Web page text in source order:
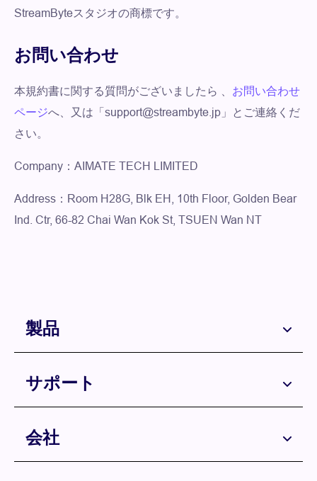
StreamByteスタジオの商標です。
お問い合わせ
本規約書に関する質問がございましたら 、 お問い合わせ
ページへ、又は「support@streambyte.jp」とご連絡くだ
さい。
Company：AIMATE TECH LIMITED
Address：Room H28G, Blk EH, 10th Floor, Golden Bear
Ind. Ctr, 66-82 Chai Wan Kok St, TSUEN Wan NT
製品
サポート
会社